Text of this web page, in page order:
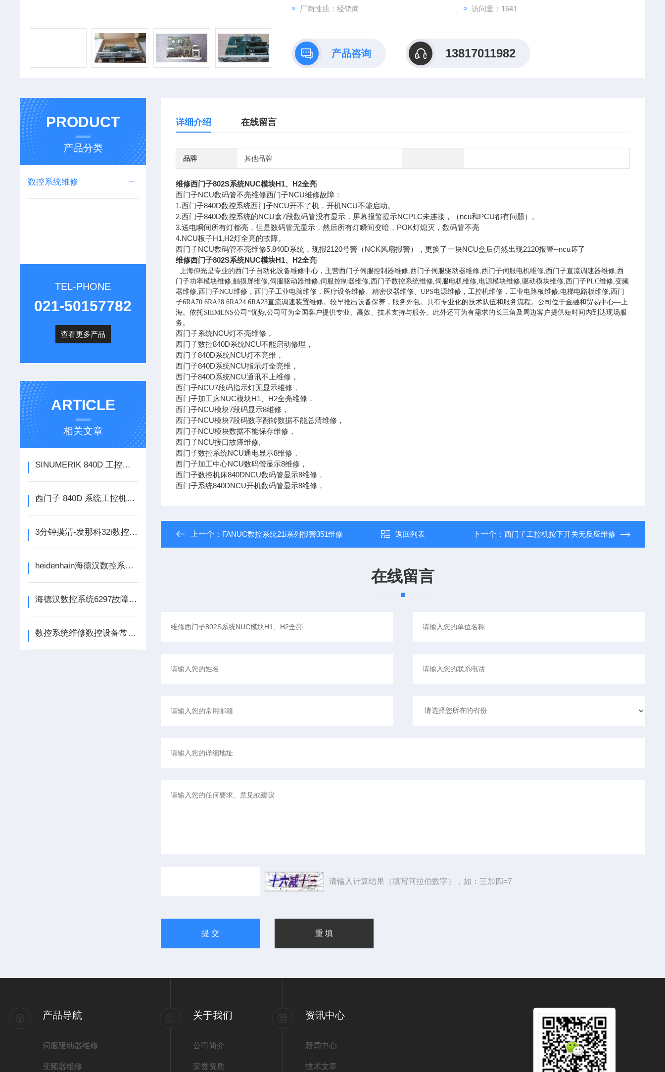
厂商性质：经销商 访问量：1641
产品咨询 13817011982
PRODUCT
产品分类
数控系统维修
TEL-PHONE
021-50157782
查看更多产品
ARTICLE
相关文章
SINUMERIK 840D 工控单元频繁死机、画面定格故障维修 上海就近上门检修
西门子 840D 系统工控机死机维修｜SINUMERIK 数控系统卡顿死机故障排查修复
3分钟摸清-发那科32i数控屏都有哪些常见报警代码
heidenhain海德汉数控系统维修368故障代码修理手册
海德汉数控系统6297故障代码维修公司
数控系统维修数控设备常见故障分类
详细介绍 在线留言
品牌 其他品牌
维修西门子802S系统NUC模块H1、H2全亮
西门子NCU数码管不亮维修西门子NCU维修故障：
1.西门子840D数控系统西门子NCU开不了机，开机NCU不能启动。
2.西门子840D数控系统的NCU盒7段数码管没有显示，屏幕报警提示NCPLC未连接，（ncu和PCU都有问题）。
3.送电瞬间所有灯都亮，但是数码管无显示，然后所有灯瞬间变暗，POK灯熄灭，数码管不亮
4.NCU板子H1,H2灯全亮的故障。
西门子NCU数码管不亮维修5.840D系统，现报2120号警（NCK风扇报警），更换了一块NCU盒后仍然出现2120报警--ncu坏了
维修西门子802S系统NUC模块H1、H2全亮
上海仰光是专业的西门子自动化设备维修中心，主营西门子伺服控制器维修,西门子伺服驱动器维修,西门子伺服电机维修,西门子直流调速器维修,西
门子功率模块维修,触摸屏维修,伺服驱动器维修,伺服控制器维修,西门子数控系统维修,伺服电机维修,电源模块维修,驱动模块维修,西门子PLC维修,变频
器维修,西门子NCU维修，西门子工业电脑维修，医疗设备维修、精密仪器维修、UPS电源维修，工控机维修，工业电路板维修,电梯电路板维修,西门
子6RA70.6RA28.6RA24.6RA23直流调速装置维修。较早推出设备保养，服务外包。具有专业化的技术队伍和服务流程。公司位于金融和贸易中心—上
海。依托SIEMENS公司*优势,公司可为全国客户提供专业、高效、技术支持与服务。此外还可为有需求的长三角及周边客户提供短时间内到达现场服
务。
西门子系统NCU灯不亮维修，
西门子数控840D系统NCU不能启动修理，
西门子840D系统NCU灯不亮维，
西门子840D系统NCU指示灯全亮维，
西门子840D系统NCU通讯不上维修，
西门子NCU7段码指示灯无显示维修，
西门子加工床NUC模块H1、H2全亮维修，
西门子NCU模块7段码显示8维修，
西门子NCU模块7段码数字翻转数据不能总清维修，
西门子NCU模块数据不能保存维修，
西门子NCU接口故障维修,
西门子数控系统NCU通电显示8维修，
西门子加工中心NCU数码管显示8维修，
西门子数控机床840DNCU数码管显示8维修，
西门子系统840DNCU开机数码管显示8维修，
上一个： FANUC数控系统21i系列报警351维修 返回列表 下一个： 西门子工控机按下开关无反应维修
在线留言
请输入计算结果（填写阿拉伯数字），如：三加四=7
产品导航
伺服驱动器维修
变频器维修
关于我们
公司简介
荣誉资质
资讯中心
新闻中心
技术文章